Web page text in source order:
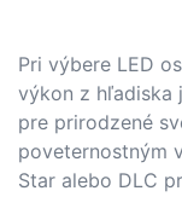
Pri výbere LED
výkon z hľadiska
pre prirodzené
poveternostným
Star alebo DLC